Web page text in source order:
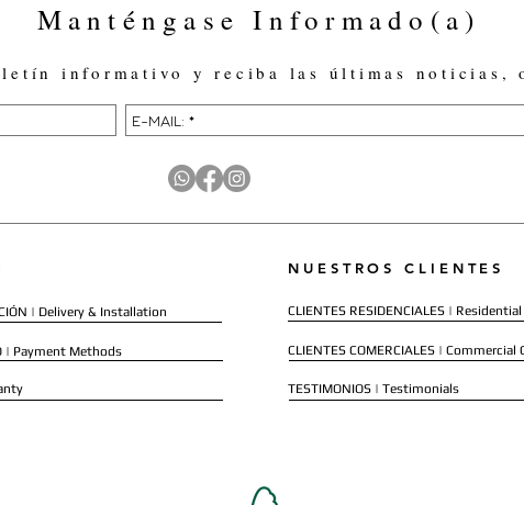
Manténgase Informado(a)
informativo y reciba las últimas noticias,
| Delivery & Installation
| Payment Methods
NUESTROS CLIENTES
CLIENTES RESIDENCIALES |
CLIENTES COMERCIALES |
TESTIMONIOS | Testimonials